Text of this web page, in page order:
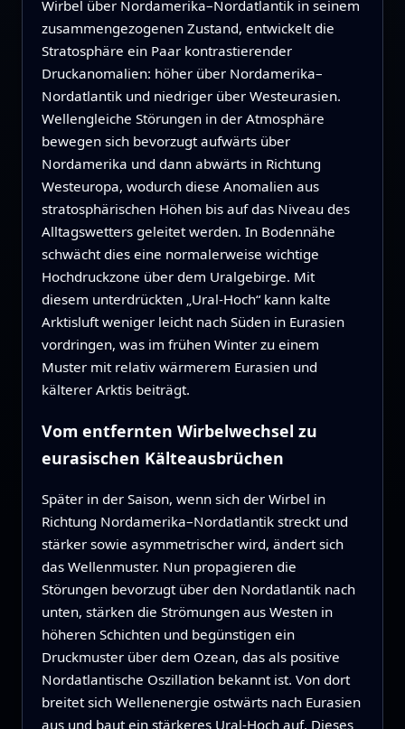
Wirbel über Nordamerika–Nordatlantik in seinem
zusammengezogenen Zustand, entwickelt die
Stratosphäre ein Paar kontrastierender
Druckanomalien: höher über Nordamerika–
Nordatlantik und niedriger über Westeurasien.
Wellengleiche Störungen in der Atmosphäre
bewegen sich bevorzugt aufwärts über
Nordamerika und dann abwärts in Richtung
Westeuropa, wodurch diese Anomalien aus
stratosphärischen Höhen bis auf das Niveau des
Alltagswetters geleitet werden. In Bodennähe
schwächt dies eine normalerweise wichtige
Hochdruckzone über dem Uralgebirge. Mit
diesem unterdrückten „Ural-Hoch“ kann kalte
Arktisluft weniger leicht nach Süden in Eurasien
vordringen, was im frühen Winter zu einem
Muster mit relativ wärmerem Eurasien und
kälterer Arktis beiträgt.
Vom entfernten Wirbelwechsel zu
eurasischen Kälteausbrüchen
Später in der Saison, wenn sich der Wirbel in
Richtung Nordamerika–Nordatlantik streckt und
stärker sowie asymmetrischer wird, ändert sich
das Wellenmuster. Nun propagieren die
Störungen bevorzugt über den Nordatlantik nach
unten, stärken die Strömungen aus Westen in
höheren Schichten und begünstigen ein
Druckmuster über dem Ozean, das als positive
Nordatlantische Oszillation bekannt ist. Von dort
breitet sich Wellenenergie ostwärts nach Eurasien
aus und baut ein stärkeres Ural-Hoch auf. Dieses